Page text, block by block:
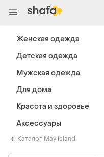
Каталог May island
Женская одежда
Детская одежда
Мужская одежда
Для дома
Красота и здоровье
Аксессуары